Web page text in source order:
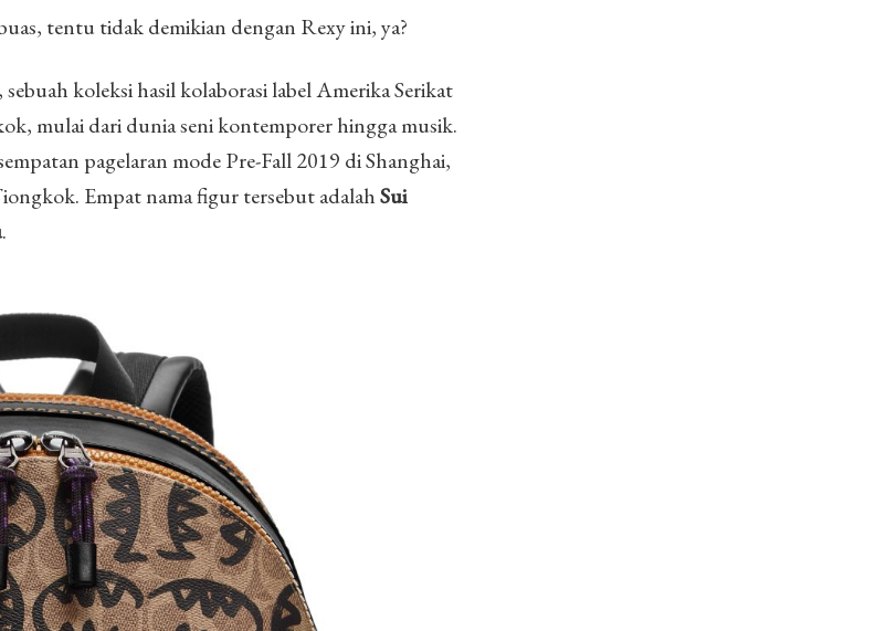
tentu tidak demikian dengan Rexy ini, ya?
koleksi hasil kolaborasi label Amerika Serikat
mulai dari dunia seni kontemporer hingga musik.
pagelaran mode Pre-Fall 2019 di Shanghai,
Empat nama figur tersebut adalahSui
.